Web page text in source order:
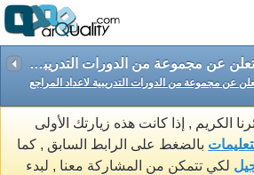
هيئة الجودة المصرية تعلن عن مجموعة من الدورات التدريبية لاعداد المراجع بأسعار رمزية
عن مجموعة من الدورات التدريبية لاعداد المراجع
الكريم , إذا كانت هذه زيارتك الأولى
بالضغط على الرابط السابق , كما
لكي تتمكن من المشاركة معنا , لبدء